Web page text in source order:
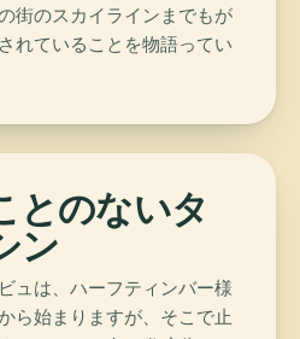
街のスカイラインまでもが
れていることを物語ってい
とのないタ
ン
ュは、ハーフティンバー様
ら始まりますが、そこで止